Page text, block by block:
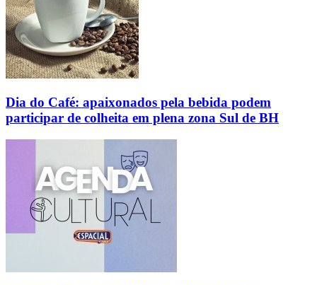
Dia do Café: apaixonados pela bebida podem
participar de colheita em plena zona Sul de BH